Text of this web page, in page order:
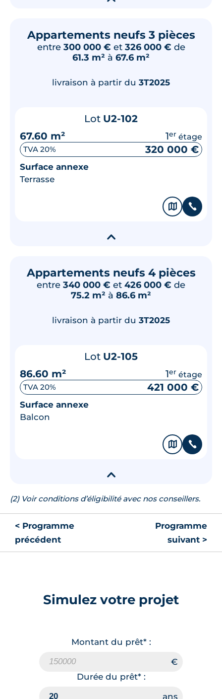
Appartements neufs 3 pièces
entre 300 000 € et 326 000 € de
61.3 m² à 67.6 m²
livraison à partir du 3T2025
Lot U2-102
67.60 m²
1er étage
TVA 20% 320 000 €
Surface annexe
Terrasse
🗞 📞
▾
Appartements neufs 4 pièces
entre 340 000 € et 426 000 € de
75.2 m² à 86.6 m²
livraison à partir du 3T2025
Lot U2-105
86.60 m²
1er étage
TVA 20% 421 000 €
Surface annexe
Balcon
🗞 📞
▾
(2) Voir conditions d’éligibilité avec nos conseillers.
< Programme
précédent
Programme
suivant >
Simulez votre projet
Montant du prêt* :
Durée du prêt* :